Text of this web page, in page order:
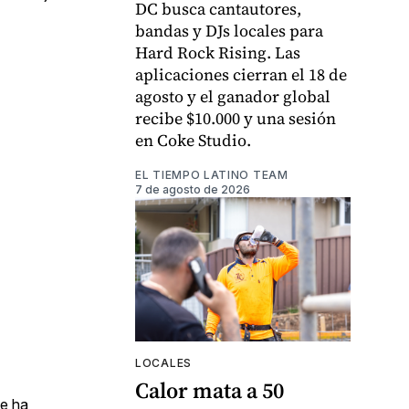
ha
DC busca cantautores,
bandas y DJs locales para
Hard Rock Rising. Las
aplicaciones cierran el 18 de
agosto y el ganador global
recibe $10.000 y una sesión
en Coke Studio.
EL TIEMPO LATINO TEAM
7 de agosto de 2026
LOCALES
Calor mata a 50